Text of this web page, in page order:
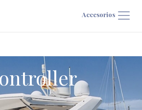
Accesorios